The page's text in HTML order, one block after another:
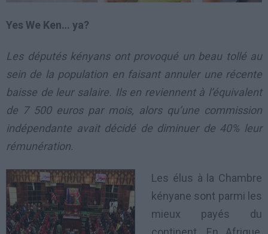
Yes We Ken… ya?
Les députés kényans ont provoqué un beau tollé au
sein de la population en faisant annuler une récente
baisse de leur salaire. Ils en reviennent à l’équivalent
de 7 500 euros par mois, alors qu’une commission
indépendante avait décidé de diminuer de 40% leur
rémunération.
Les élus à la Chambre
kényane sont parmi les
mieux payés du